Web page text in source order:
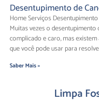
Desentupimento de
Home Serviços
Muitas vezes o
complicado e caro, mas
que você pode usar para
Saber Mais »
Limpa